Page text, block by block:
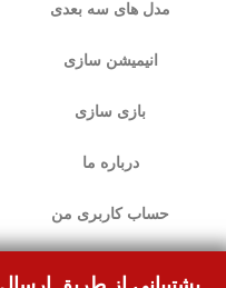
مدل های سه بعدی
انیمیشن سازی
بازی سازی
درباره ما
حساب کاربری من